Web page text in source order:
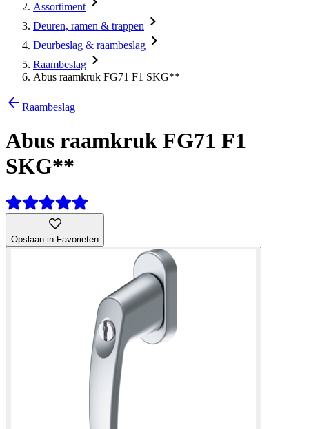
Assortiment
Deuren, ramen & trappen
Deurbeslag & raambeslag
Raambeslag
Abus raamkruk FG71 F1 SKG**
Raambeslag
Abus raamkruk FG71 F1
SKG**
Opslaan in Favorieten